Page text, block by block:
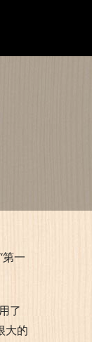
一
了
大的